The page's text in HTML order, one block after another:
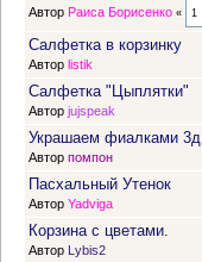
Автор Раиса Борисенко «
Салфетка в корзинку
Автор listik
Салфетка "Цыплятки"
Автор jujspeak
Украшаем фиалками 3д
Автор помпон
Пасхальный Утенок
Автор Yadviga
Корзина с цветами.
Автор Lybis2